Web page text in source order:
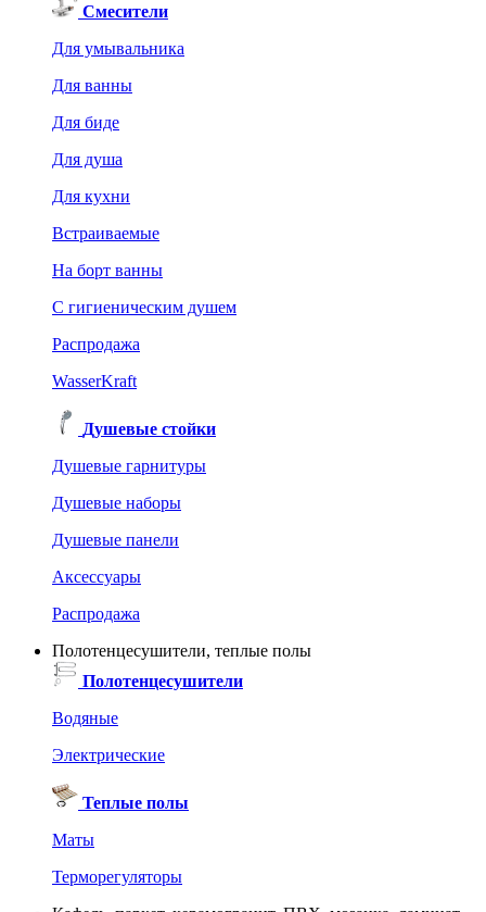
Смесители
Для умывальника
Для ванны
Для биде
Для душа
Для кухни
Встраиваемые
На борт ванны
C гигиеническим душем
Распродажа
WasserKraft
Душевые стойки
Душевые гарнитуры
Душевые наборы
Душевые панели
Аксессуары
Распродажа
Полотенцесушители, теплые полы
Полотенцесушители
Водяные
Электрические
Теплые полы
Маты
Терморегуляторы